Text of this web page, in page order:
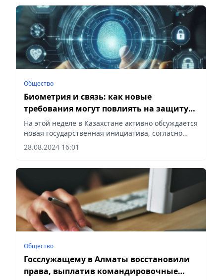
Общество
Биометрия и связь: как новые
требования могут повлиять на защиту
данных казахстанцев
На этой неделе в Казахстане активно обсуждается
новая государственная инициатива, согласно
которой гражданам предложат предоставлять
свои биометрические данные для подключения к
28.08.2024 16:01
Общество
Госслужащему в Алматы восстановили
права, выплатив командировочные